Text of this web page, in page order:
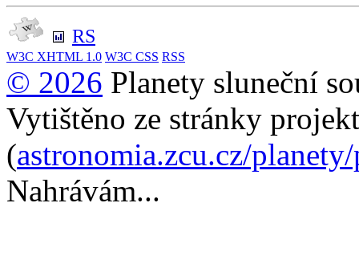
RS
W3C XHTML 1.0 W3C CSS RSS
© 2026 Planety sluneční
Vytištěno ze stránky
(astronomia.zcu.cz/
Nahrávám...